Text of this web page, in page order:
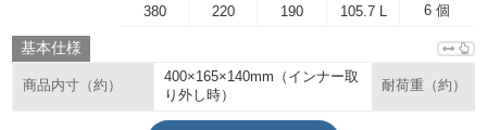
380 220 190 105.7 L 6 個
基本仕様
商品内寸（約）
400×165×140mm（インナー取
り外し時）
耐荷重（約）